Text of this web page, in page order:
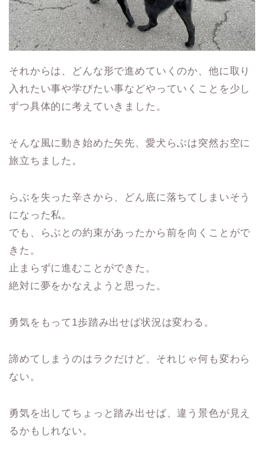
それからは、どんな形で進めていくのか、他に取り
入れたい事や学びたい事などやっていくことを少し
ずつ具体的に考えていきました。
そんな風に動き始めた矢先、愛犬らぶは突然お空に
旅立ちました。
らぶを失った辛さから、どん底に落ちてしまいそう
になった私。
でも、らぶとの約束があったから前を向くことがで
きた。
止まらずに進むことができた。
絶対に夢をかなえようと思った。
勇気をもって1歩踏み出せば状況は変わる。
諦めてしまうのはラクだけど、それじゃ何も変わら
ない。
勇気を出してちょっと踏み出せば、違う景色が見え
るかもしれない。